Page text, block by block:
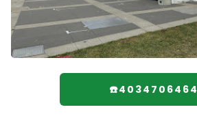
☎️4034706464